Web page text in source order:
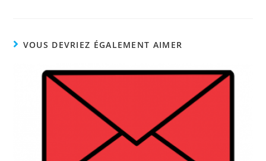
VOUS DEVRIEZ ÉGALEMENT AIMER